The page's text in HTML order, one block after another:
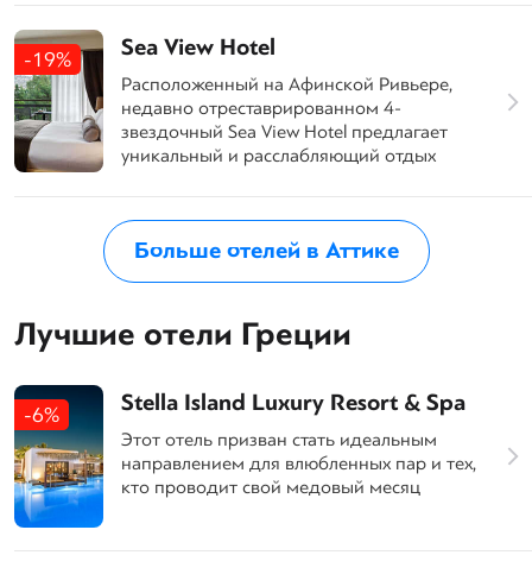
-19% Sea View Hotel
Расположенный на Афинской Ривьере,
недавно отреставрированном 4-
звездочный Sea View Hotel предлагает
уникальный и расслабляющий отдых
Больше отелей в Аттике
Лучшие отели Греции
-6% Stella Island Luxury Resort & Spa
Этот отель призван стать идеальным
направлением для влюбленных пар и тех,
кто проводит свой медовый месяц